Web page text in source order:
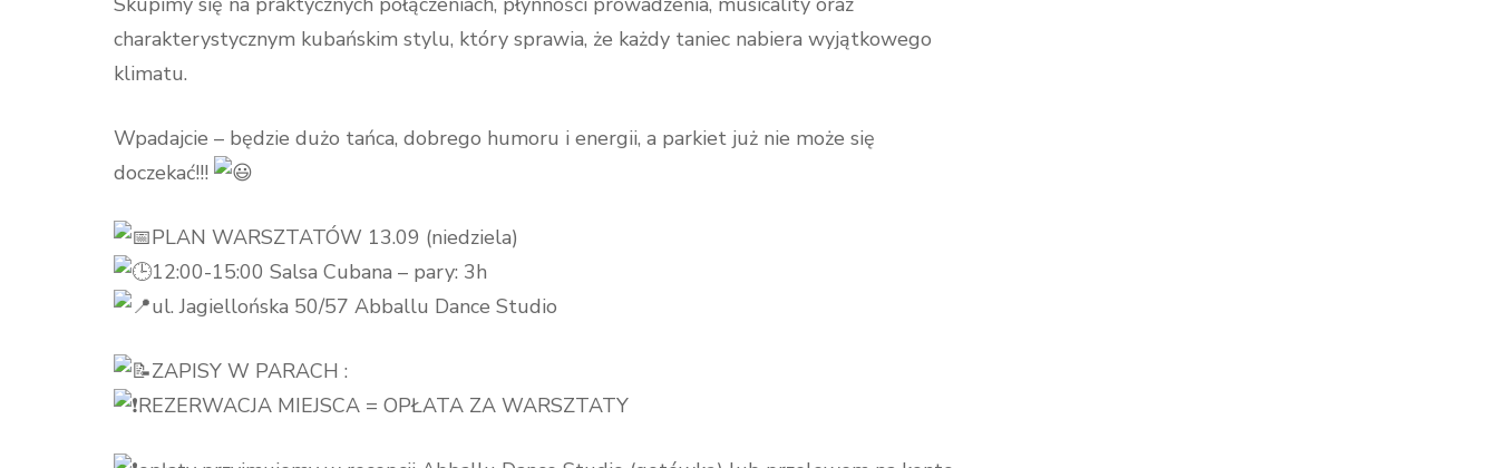
charakterystycznym kubańskim stylu, który sprawia, że każdy taniec nabiera wyjątkowego
klimatu.
Wpadajcie – będzie dużo tańca, dobrego humoru i energii, a parkiet już nie może się
doczekać!!!
PLAN WARSZTATÓW 13.09 (niedziela)
12:00-15:00 Salsa Cubana – pary: 3h
ul. Jagiellońska 50/57 Abballu Dance Studio
ZAPISY W PARACH :
REZERWACJA MIEJSCA = OPŁATA ZA WARSZTATY